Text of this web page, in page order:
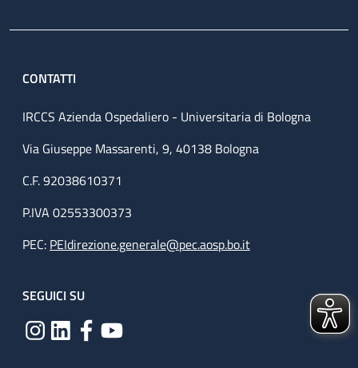
CONTATTI
IRCCS Azienda Ospedaliero - Universitaria di Bologna
Via Giuseppe Massarenti, 9, 40138 Bologna
C.F. 92038610371
P.IVA 02553300373
PEC: PEIdirezione.generale@pec.aosp.bo.it
SEGUICI SU